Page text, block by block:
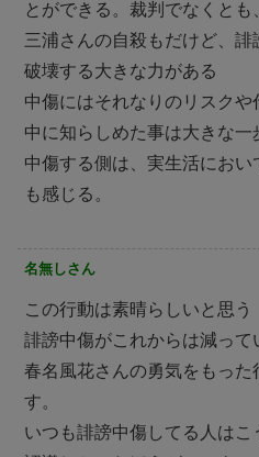
とができる。裁判でなくとも
三浦さんの自殺もだけど、
破壊する大きな力がある
中傷にはそれなりのリスク
中に知らしめた事は大きな一
中傷する側は、実生活におい
も感じる。
名無しさん
この行動は素晴らしいと思う
誹謗中傷がこれからは減っ
春名風花さんの勇気をもった
す。
いつも誹謗中傷してる人はこ